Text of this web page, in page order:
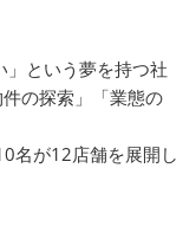
」という夢を持つ社
の探索」「業態の
名が12店舗を展開し